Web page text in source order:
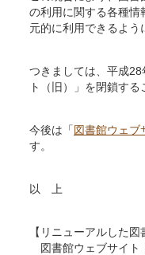
の利用に関する各種情
元的に利用できるよう
つきましては、平成
ト（旧）」を閉鎖する
今後は「図書館ウェブ
す。
以 上
【リニューアルした図
図書館ウェブサイト